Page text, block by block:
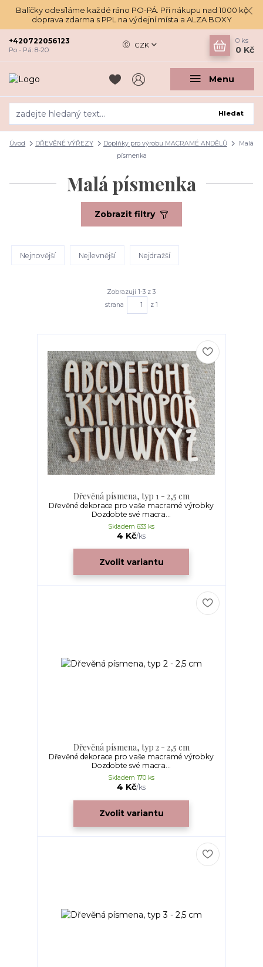
Balíčky odesíláme každé ráno PO-PÁ. Při nákupu nad 1000 kč
doprava zdarma s PPL na výdejní místa a ALZA BOXY
Menu
CZK
Hledat
+420722056123
Po - Pá: 8-20
0 ks
0 Kč
Úvod DŘEVĚNÉ VÝŘEZY Doplňky pro výrobu MACRAMÉ ANDĚLŮ
Malá
písmenka
Malá písmenka
Zobrazit filtry
Nejnovější Nejlevnější Nejdražší
Zobrazuji 1-3 z 3
strana
z 1
Dřevěná písmena, typ 1 - 2,5 cm
Dřevěné dekorace pro vaše macramé výrobky
Dozdobte své macra...
4 Kč/ks
Skladem 633 ks
Zvolit variantu
Dřevěná písmena, typ 2 - 2,5 cm
Dřevěné dekorace pro vaše macramé výrobky
Dozdobte své macra...
4 Kč/ks
Skladem 170 ks
Zvolit variantu